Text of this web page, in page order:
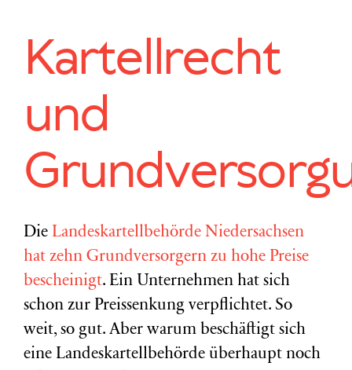
Kartellrecht
und
Die Landeskartellbehörde Niedersachsen
hat zehn Grundversorgern zu hohe Preise
bescheinigt. Ein Unternehmen hat sich
schon zur Preissenkung verpflichtet. So
weit, so gut. Aber warum beschäftigt sich
eine Landeskartellbehörde überhaupt noch